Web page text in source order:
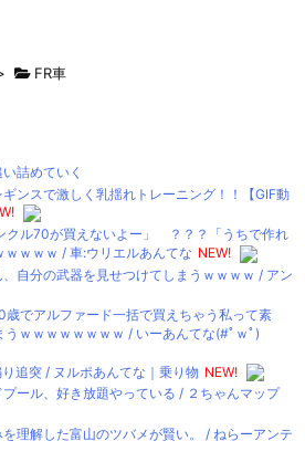
FR車
詰めていく
ンスで激しく乳揺れトレーニング！！【GIF動
クル70が買えないよー」 ？？？「うちで作れ
ｗｗｗ / 車:ウリエルあんてな NEW!
、自分の武器を見せつけてしまうｗｗｗｗ / アン
でアルファード一括で買えちゃう私って素
ｗｗｗｗｗｗｗｗ / いーあんてな(#ﾟｗﾟ)
追突 / ヌルポあんてな｜乗り物 NEW!
プール、好き放題やっている / ２ちゃんマップ
を理解した富山のツバメが賢い。 / ねらーアンテ